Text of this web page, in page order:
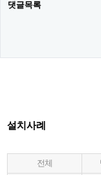
댓글목록
설치사례
전체